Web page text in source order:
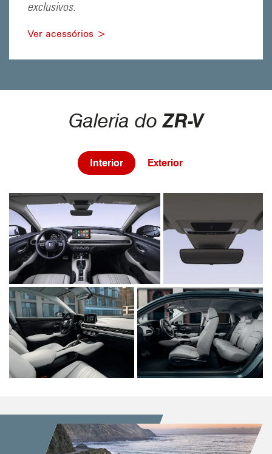
exclusivos.
Ver acessórios >
Galeria doZR-V
Interior Exterior